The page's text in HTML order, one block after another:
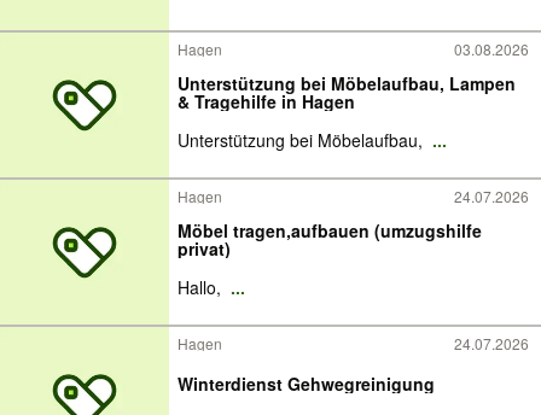
Hagen 03.08.2026
Unterstützung bei Möbelaufbau, Lampen
& Tragehilfe in Hagen
Unterstützung bei Möbelaufbau, ...
Hagen 24.07.2026
Möbel tragen,aufbauen (umzugshilfe
privat)
Hallo, ...
Hagen 24.07.2026
Winterdienst Gehwegreinigung